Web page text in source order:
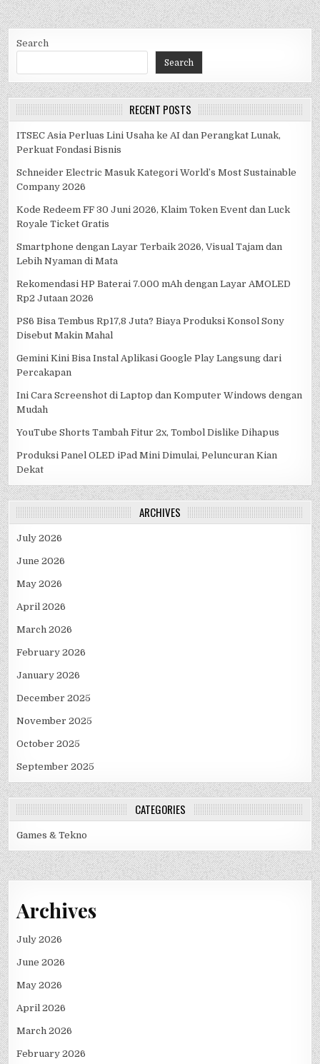
Search
Search
RECENT POSTS
ITSEC Asia Perluas Lini Usaha ke AI dan Perangkat Lunak,
Perkuat Fondasi Bisnis
Schneider Electric Masuk Kategori World’s Most Sustainable
Company 2026
Kode Redeem FF 30 Juni 2026, Klaim Token Event dan Luck
Royale Ticket Gratis
Smartphone dengan Layar Terbaik 2026, Visual Tajam dan
Lebih Nyaman di Mata
Rekomendasi HP Baterai 7.000 mAh dengan Layar AMOLED
Rp2 Jutaan 2026
PS6 Bisa Tembus Rp17,8 Juta? Biaya Produksi Konsol Sony
Disebut Makin Mahal
Gemini Kini Bisa Instal Aplikasi Google Play Langsung dari
Percakapan
Ini Cara Screenshot di Laptop dan Komputer Windows dengan
Mudah
YouTube Shorts Tambah Fitur 2x, Tombol Dislike Dihapus
Produksi Panel OLED iPad Mini Dimulai, Peluncuran Kian
Dekat
ARCHIVES
July 2026
June 2026
May 2026
April 2026
March 2026
February 2026
January 2026
December 2025
November 2025
October 2025
September 2025
CATEGORIES
Games & Tekno
Archives
July 2026
June 2026
May 2026
April 2026
March 2026
February 2026